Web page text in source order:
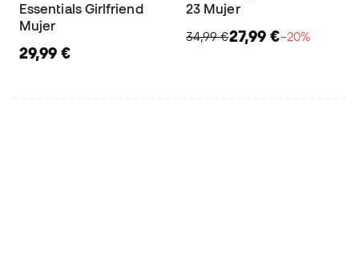
Essentials Girlfriend
Mujer
29,99 €
23 Mujer
34,99 €27,99 €−20%